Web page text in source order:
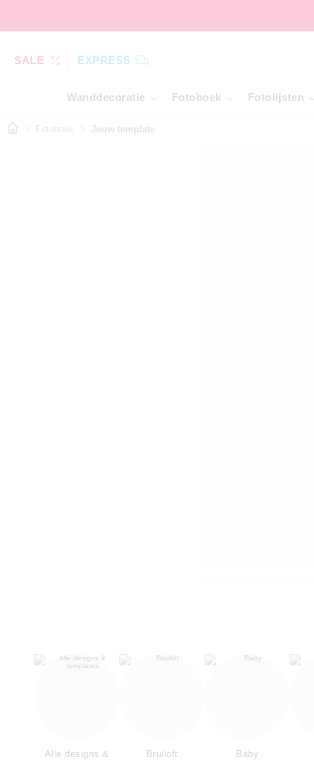
SALE EXPRESS
Wanddecoratie Fotoboek Fotolijsten
Fotoboek Jouw template
Alle designs &
Bruiloft Baby